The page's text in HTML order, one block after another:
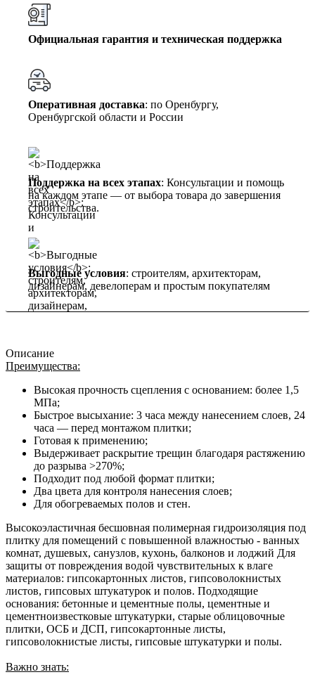
Официальная гарантия и техническая поддержка
Оперативная доставка: по Оренбургу,
Оренбургской области и России
Поддержка на всех этапах: Консультации и помощь
на каждом этапе — от выбора товара до завершения
строительства.
Выгодные условия: строителям, архитекторам,
дизайнерам, девелоперам и простым покупателям
Описание
Преимущества:
Высокая прочность сцепления с основанием: более 1,5
МПа;
Быстрое высыхание: 3 часа между нанесением слоев, 24
часа — перед монтажом плитки;
Готовая к применению;
Выдерживает раскрытие трещин благодаря растяжению
до разрыва >270%;
Подходит под любой формат плитки;
Два цвета для контроля нанесения слоев;
Для обогреваемых полов и стен.
Высокоэластичная бесшовная полимерная гидроизоляция под
плитку для помещений с повышенной влажностью - ванных
комнат, душевых, санузлов, кухонь, балконов и лоджий Для
защиты от повреждения водой чувствительных к влаге
материалов: гипсокартонных листов, гипсоволокнистых
листов, гипсовых штукатурок и полов. Подходящие
основания: бетонные и цементные полы, цементные и
цементноизвестковые штукатурки, старые облицовочные
плитки, ОСБ и ДСП, гипсокартонные листы,
гипсоволокнистые листы, гипсовые штукатурки и полы.
Важно знать: